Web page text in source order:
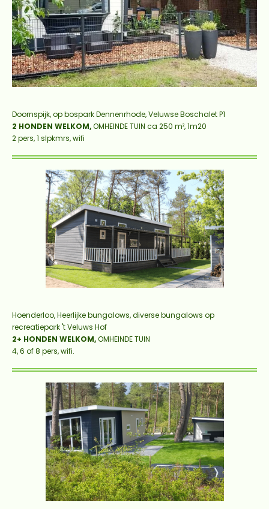
Doornspijk, op bospark Dennenrhode,Veluwse Boschalet P1
2 HONDEN WELKOM,OMHEINDE TUIN ca 250 m², 1m20
2 pers, 1 slpkmrs, wifi
Hoenderloo, Heerlijke bungalows, diverse bungalows op
recreatiepark 't Veluws Hof
2+ HONDEN WELKOM,OMHEINDE TUIN
4, 6 of 8 pers, wifi.